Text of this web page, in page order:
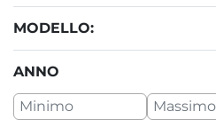
MODELLO:
ANNO